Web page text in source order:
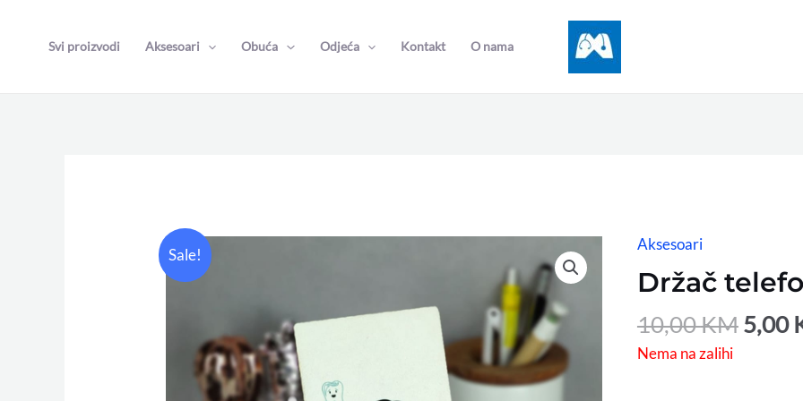
Svi proizvodi Aksesoari Obuća Odjeća Kontakt O nama
Sale!
Aksesoari
Držač
10,00KM
price
was:
10,00
5,00
Nema na zalihi